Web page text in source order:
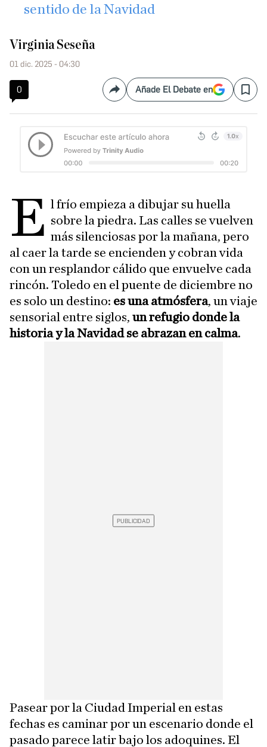
sentido de la Navidad​
Virginia Seseña
01 dic. 2025 - 04:30
0 CompartirAñade El Debate en Save
E l frío empieza a dibujar su huella
sobre la piedra. Las calles se vuelven
más silenciosas por la mañana, pero
al caer la tarde se encienden y cobran vida
con un resplandor cálido que envuelve cada
rincón. Toledo en el puente de diciembre no
es solo un destino: es una atmósfera, un viaje
sensorial entre siglos, un refugio donde la
historia y la Navidad se abrazan en calma.
Pasear por la Ciudad Imperial en estas
fechas es caminar por un escenario donde el
pasado parece latir bajo los adoquines. El